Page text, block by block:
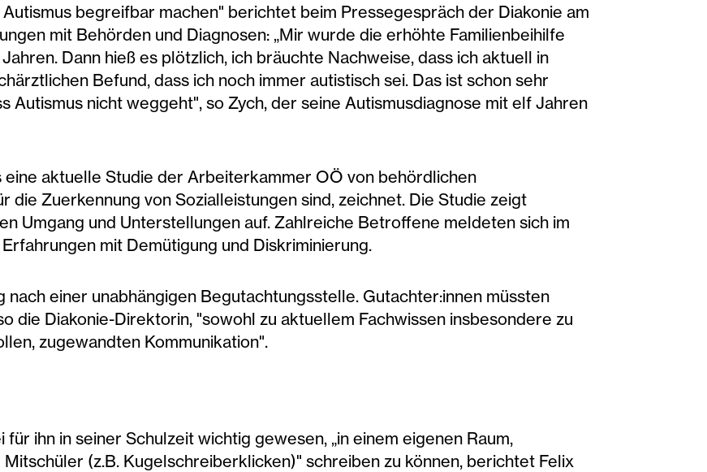
begreifbar machen" berichtet beim Pressegespräch der Diakonie am
mit Behörden und Diagnosen: „Mir wurde die erhöhte Familienbeihilfe
Dann hieß es plötzlich, ich bräuchte Nachweise, dass ich aktuell in
Befund, dass ich noch immer autistisch sei. Das ist schon sehr
Autismus nicht weggeht", so Zych, der seine Autismusdiagnose mit elf Jahren
eine aktuelle Studie der Arbeiterkammer OÖ von behördlichen
die Zuerkennung von Sozialleistungen sind, zeichnet. Die Studie zeigt
Umgang und Unterstellungen auf. Zahlreiche Betroffene meldeten sich im
mit Demütigung und Diskriminierung.
einer unabhängigen Begutachtungsstelle. Gutachter:innen müssten
die Diakonie-Direktorin, "sowohl zu aktuellem Fachwissen insbesondere zu
zugewandten Kommunikation".
ihn in seiner Schulzeit wichtig gewesen, „in einem eigenen Raum,
(z.B. Kugelschreiberklicken)" schreiben zu können, berichtet Felix